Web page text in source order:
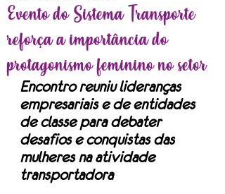
Evento do Sistema Transporte
reforça a importância do
protagonismo feminino no setor
Encontro reuniu lideranças
empresariais e de entidades
de classe para debater
desafios e conquistas das
mulheres na atividade
transportadora